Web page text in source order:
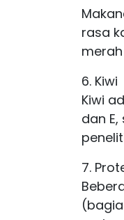
rasa
6. Kiwi
Kiwi
dan
7.